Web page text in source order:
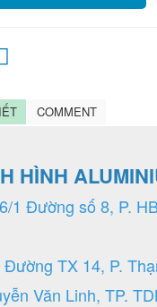
COMMENT
HÌNH
1 Đường số 8, P.
TX 14, P.
Văn Linh, TP.